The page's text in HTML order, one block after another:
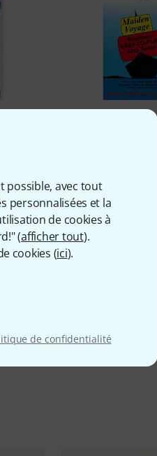
possible, avec tout
personnalisées et la
de cookies à
(afficher tout).
cookies (ici).
de confidentialité
And
ONT
Jamey